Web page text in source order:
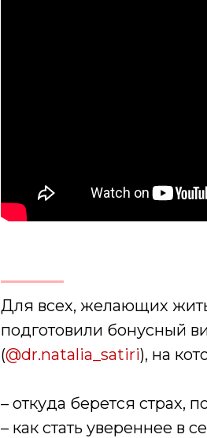
Для всех, желающих
подготовили бонусный
(@dr.natalia_satiri), на
– откуда берется страх,
– как стать увереннее в